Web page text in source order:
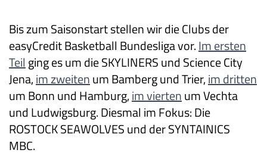
Bis zum Saisonstart stellen wir die Clubs der
easyCredit Basketball Bundesliga vor.Im ersten
Teil ging es um die SKYLINERS und Science City
Jena,im zweitenum Bamberg und Trier,im dritten
um Bonn und Hamburg,im viertenum Vechta
und Ludwigsburg. Diesmal im Fokus: Die
ROSTOCK SEAWOLVES und der SYNTAINICS
MBC.